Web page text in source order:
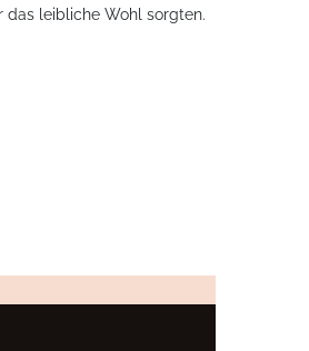
das leibliche Wohl sorgten.